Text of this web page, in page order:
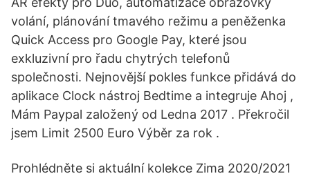
volání, plánování tmavého režimu a peněženka
Quick Access pro Google Pay, které jsou
exkluzivní pro řadu chytrých telefonů
společnosti. Nejnovější pokles funkce přidává do
aplikace Clock nástroj Bedtime a integruje Ahoj ,
Mám Paypal založený od Ledna 2017 . Překročil
jsem Limit 2500 Euro Výběr za rok .
Prohlédněte si aktuální kolekce Zima 2020/2021